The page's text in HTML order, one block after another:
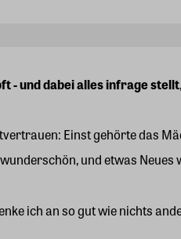
- und dabei alles infrage
Einst gehörte das
und etwas
ich an so gut wie nichts